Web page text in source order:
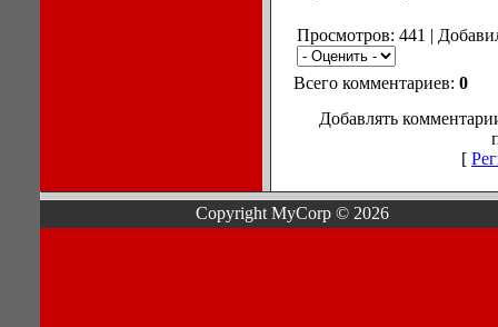
Просмотров: 441 |
Всего комментариев: 0
Добавлять
[
Copyright MyCorp © 2026